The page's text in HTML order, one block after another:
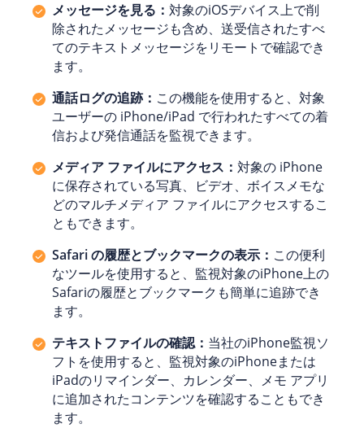
メッセージを見る： 対象のiOSデバイス上で削
除されたメッセージも含め、送受信されたすべ
てのテキストメッセージをリモートで確認でき
ます。
通話ログの追跡： この機能を使用すると、対象
ユーザーの iPhone/iPad で行われたすべての着
信および発信通話を監視できます。
メディア ファイルにアクセス： 対象の iPhone
に保存されている写真、ビデオ、ボイスメモな
どのマルチメディア ファイルにアクセスするこ
ともできます。
Safari の履歴とブックマークの表示： この便利
なツールを使用すると、監視対象のiPhone上の
Safariの履歴とブックマークも簡単に追跡でき
ます。
テキストファイルの確認： 当社のiPhone監視ソ
フトを使用すると、監視対象のiPhoneまたは
iPadのリマインダー、カレンダー、メモ アプリ
に追加されたコンテンツを確認することもでき
ます。